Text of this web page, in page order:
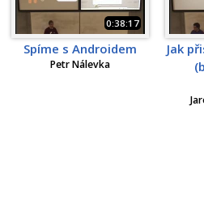
0:38:17
Spíme s Androidem
Petr Nálevka
Jak